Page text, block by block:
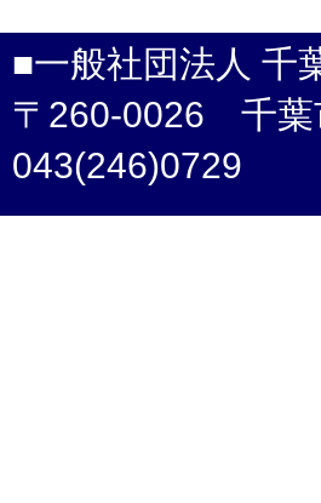
■一般社団法人 千
〒260-0026 千葉
043(246)0729